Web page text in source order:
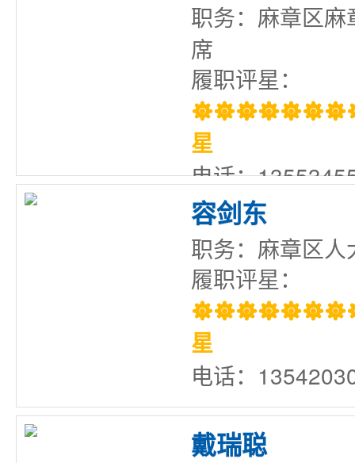
职务：麻章区麻
席
履职评星：
星
电话：
容剑东
职务：麻章区人
履职评星：
星
电话：
戴瑞聪